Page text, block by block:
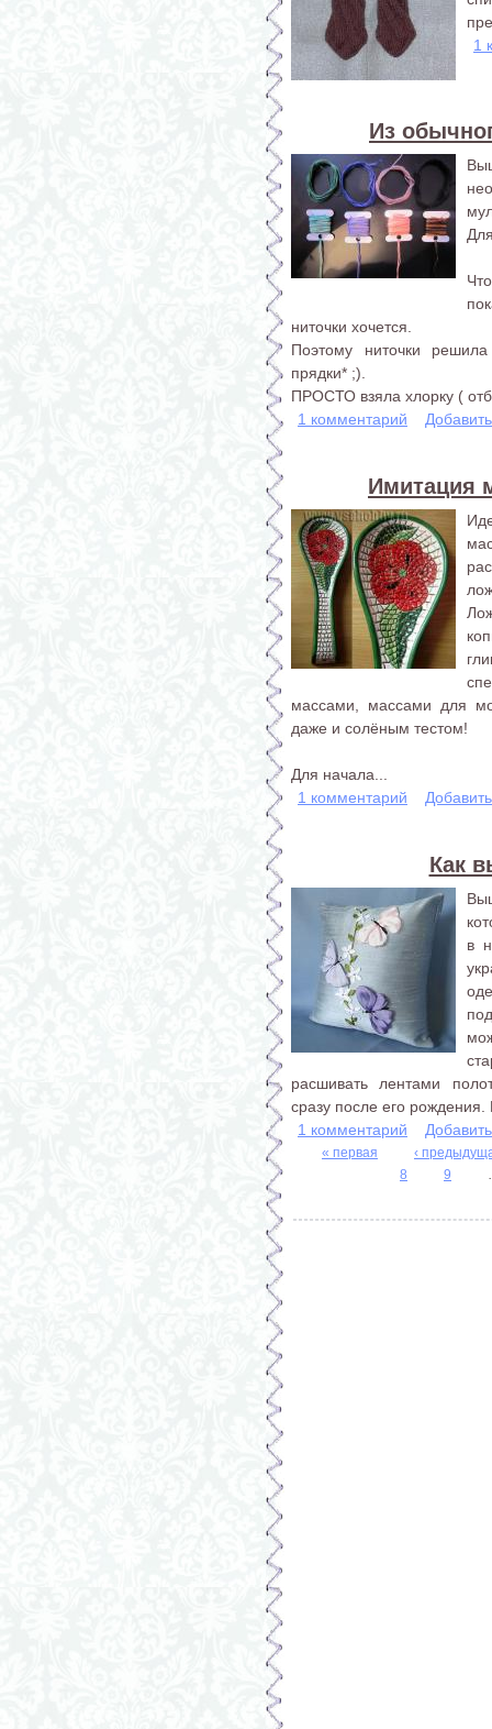
1
Из
ниточки хочется.
Поэтому ниточки решила
прядки* ;).
ПРОСТО взяла хлорку (
1 комментарий
Имитация
массами, массами для
даже и солёным тестом!
Для начала...
1 комментарий
Как
в
расшивать лентами
сразу после его
1 комментарий
« первая
‹
8
9